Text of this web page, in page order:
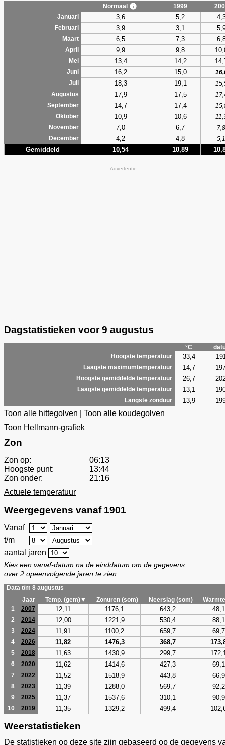
Normaal 1999
Januari
3,6 5,2
Februari 3,9 3,1
Maart 6,5 7,3
April 9,9 9,8
Mei 13,4 14,2
Juni 16,2 15,0
Juli
18,3 19,1
Augustus
17,9 17,5
September
14,7 17,4
Oktober
10,9 10,6
November
7,0 6,7
7,8
December
4,2 4,8 5,1
Gemiddeld 10,54 10,89
Advertentie
Dagstatistieken voor 9 augustus
°C
Hoogste temperatuur
33,4
Laagste maximumtemperatuur 14,7
Hoogste gemiddelde temperatuur 26,7
Laagste gemiddelde temperatuur 13,1
Langste zonduur 13,9
Toon alle hittegolven
Toon alle koudegolven
Toon Hellmann-grafiek
Zon
Zon op:
06:13
Hoogste punt:
13:44
Zon onder:
21:16
Actuele temperatuur
Weergegevens vanaf 1901
Vanaf
t/m
aantal jaren
Kies een vanaf-datum na de einddatum om de gegevens
over 2 opeenvolgende jaren te zien.
Data t/m 8 augustus
Jaar
Temp. (gem)▼ Zonuren (som) Neerslag (som)
1
2007 12,11 1176,1 643,2 48,1
2 2014 12,00 1221,9 530,4 88,1
3 2024 11,91 1100,2 659,7 69,7
4 2026 11,82 1476,3 368,7
5 2018 11,63 1430,9 299,7
6 2020 11,62 1414,6 427,3 69,1
7 2022 11,52 1518,9 443,8 66,9
8 2023 11,39 1288,0 569,7 92,2
9 2025 11,37 1537,6 310,1 90,9
10 2019 11,35 1329,2 499,4
Weerstatistieken
De statistieken op deze site zijn gebaseerd op de gegevens